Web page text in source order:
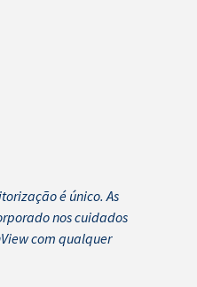
é único. As
nos cuidados
com qualquer